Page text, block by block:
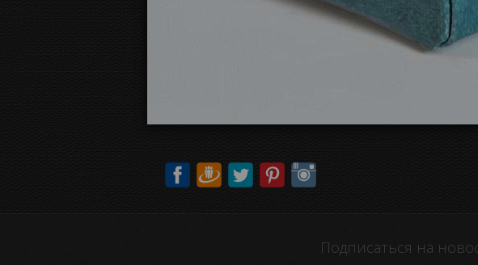
Подписаться на